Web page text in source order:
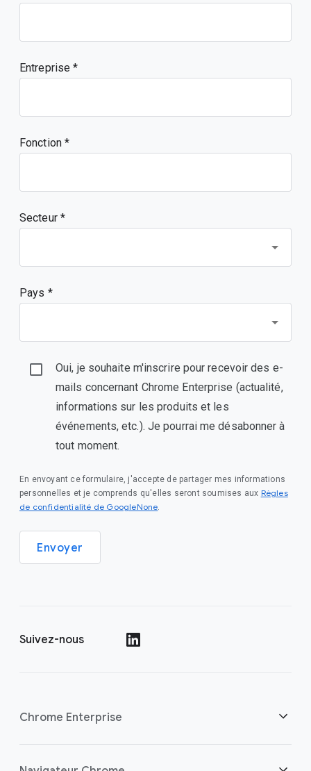
Entreprise
Fonction
Secteur *
Pays *
Oui, je souhaite m'inscrire pour recevoir des e-
mails concernant Chrome Enterprise (actualité,
informations sur les produits et les
événements, etc.). Je pourrai me désabonner à
tout moment.
En envoyant ce formulaire, j'accepte de partager mes informations
personnelles et je comprends qu'elles seront soumises aux Règles
de confidentialité de GoogleNone.
Envoyer
Suivez-nous
Chrome Enterprise
Sécurité